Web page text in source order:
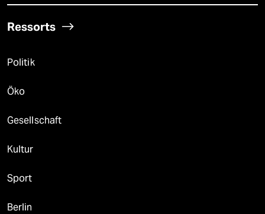
Ressorts
Politik
Öko
Gesellschaft
Kultur
Sport
Berlin